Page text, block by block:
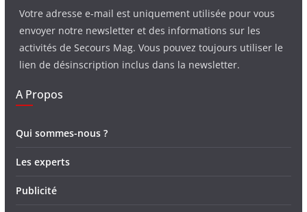
Votre adresse e-mail est uniquement utilisée pour vous
envoyer notre newsletter et des informations sur les
activités de Secours Mag. Vous pouvez toujours utiliser le
lien de désinscription inclus dans la newsletter.
A Propos
Qui sommes-nous ?
Les experts
Publicité